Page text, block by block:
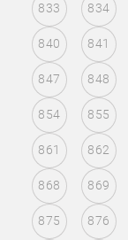
833 834
840 841
847 848
854 855
861 862
868 869
875 876